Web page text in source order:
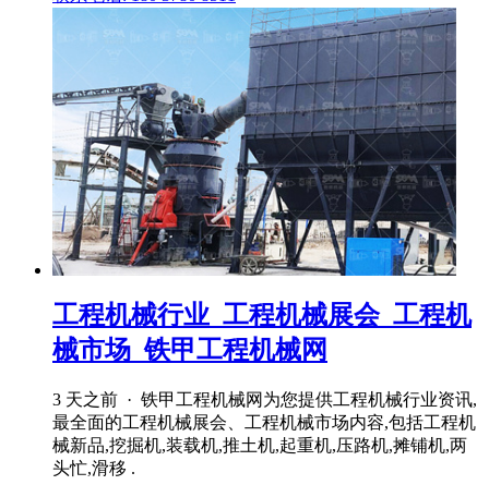
工程机械行业_工程机械展会_工程机
械市场_铁甲工程机械网
3 天之前 · 铁甲工程机械网为您提供工程机械行业资讯,
最全面的工程机械展会、工程机械市场内容,包括工程机
械新品,挖掘机,装载机,推土机,起重机,压路机,摊铺机,两
头忙,滑移 .